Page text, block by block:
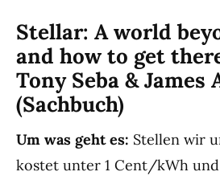
Stellar: A world
and how to get
Tony Seba & James
(Sachbuch)
Um was geht es: Stellen wir
kostet unter 1 Cent/kWh